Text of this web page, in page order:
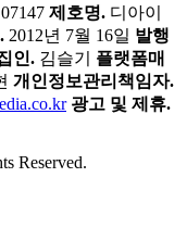
제호명. 디아이
2012년 7월 16일 발행
인. 김슬기
플랫폼매
개인정보관리책임자.
광고 및 제휴.
Reserved.